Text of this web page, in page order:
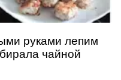
руками лепим
чайной